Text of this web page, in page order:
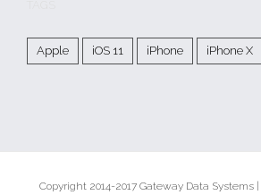
Apple iOS 11 iPhone iPhone X
Copyright 2014-2017 Gateway Data Systems |